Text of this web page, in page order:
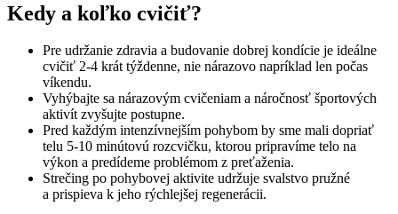
Kedy a koľko cvičiť?
Pre udržanie zdravia a budovanie dobrej kondície je ideálne
cvičiť 2-4 krát týždenne, nie nárazovo napríklad len počas
víkendu.
Vyhýbajte sa nárazovým cvičeniam a náročnosť športových
aktivít zvyšujte postupne.
Pred každým intenzívnejším pohybom by sme mali dopriať
telu 5-10 minútovú rozcvičku, ktorou pripravíme telo na
výkon a predídeme problémom z preťaženia.
Strečing po pohybovej aktivite udržuje svalstvo pružné
a prispieva k jeho rýchlejšej regenerácii.